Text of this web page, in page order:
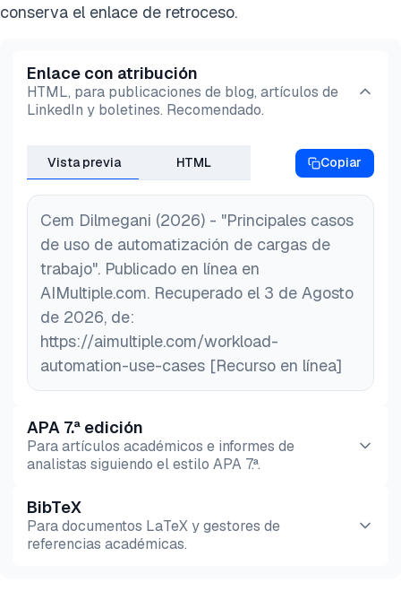
conserva el enlace de retroceso.
Enlace con atribución
HTML, para publicaciones de blog, artículos de
LinkedIn y boletines. Recomendado.
Vista previa HTML Copiar
Cem Dilmegani (2026) - "Principales casos
de uso de automatización de cargas de
trabajo". Publicado en línea en
AIMultiple.com. Recuperado el 3 de Agosto
de 2026, de:
https://aimultiple.com/workload-
automation-use-cases [Recurso en línea]
APA 7.ª edición
Para artículos académicos e informes de
analistas siguiendo el estilo APA 7.ª.
Vista previa HTML
BibTeX
Para documentos LaTeX y gestores de
referencias académicas.